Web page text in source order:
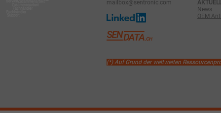
mailbox@sentronic.com
News
OEM
(*) Auf Grund der weltweiten